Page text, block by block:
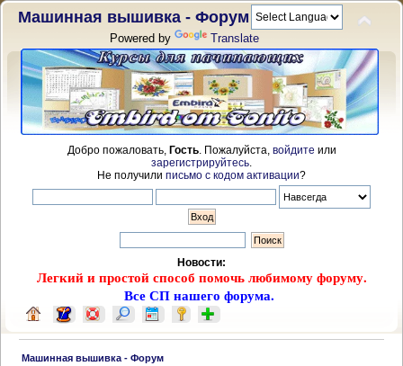
Машинная вышивка - Форум
Powered by Translate
Добро пожаловать, Гость. Пожалуйста, войдите или
зарегистрируйтесь
Не получили письмо с кодом активации?
Новости:
Легкий и простой способ помочь любимому форуму.
Все СП нашего форума.
Машинная вышивка - Форум